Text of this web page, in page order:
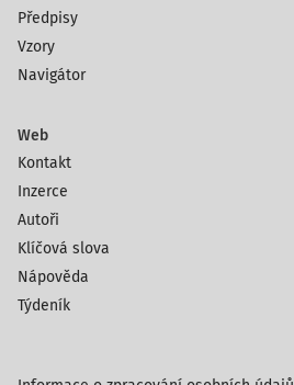
Předpisy
Vzory
Navigátor
Web
Kontakt
Inzerce
Autoři
Klíčová slova
Nápověda
Týdeník